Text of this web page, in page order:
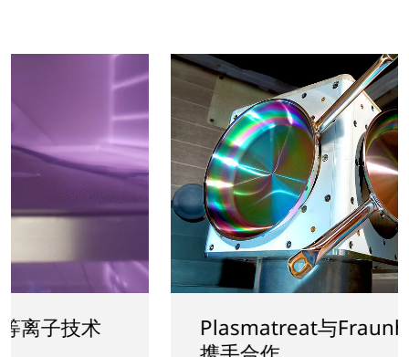
Plasmatreat与Fraunhofer IFAM